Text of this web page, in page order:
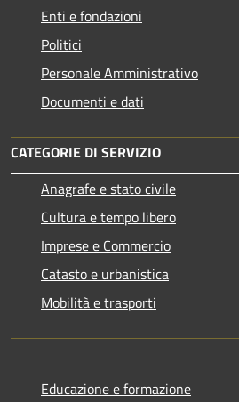
Enti e fondazioni
Politici
Personale Amministrativo
Documenti e dati
CATEGORIE DI SERVIZIO
Anagrafe e stato civile
Cultura e tempo libero
Imprese e Commercio
Catasto e urbanistica
Mobilità e trasporti
Educazione e formazione